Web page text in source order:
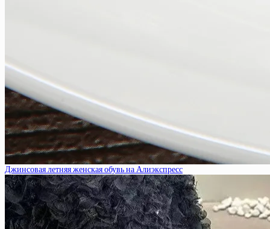
Джинсовая летняя женская обувь на Алиэкспресс